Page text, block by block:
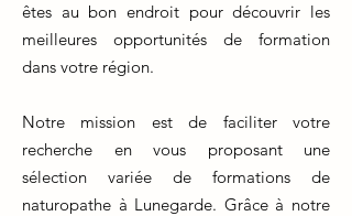
êtes au bon endroit pour découvrir les
meilleures opportunités de formation
dans votre région.
Notre mission est de faciliter votre
recherche en vous proposant une
sélection variée de formations de
naturopathe à Lunegarde. Grâce à notre